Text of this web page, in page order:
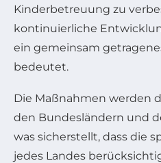
Kinderbetreuung zu
kontinuierliche
ein gemeinsam
bedeutet.
Die Maßnahmen werden
den Bundesländern und
was sicherstellt, dass die
jedes Landes